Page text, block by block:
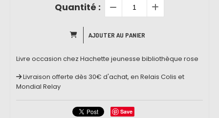
Quantité :
AJOUTER AU PANIER
Livre occasion chez Hachette jeunesse bibliothèque rose
Livraison offerte dès 30€ d'achat, en Relais Colis et
Mondial Relay
Save